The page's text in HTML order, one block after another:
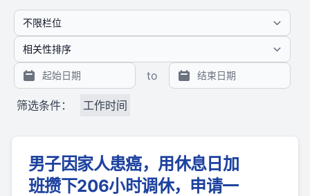
to
筛选条件： 工作时间
男子因家人患癌，用休息日加
班攒下206小时调休，申请一